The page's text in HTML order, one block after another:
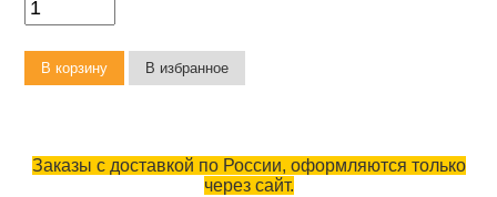
Заказы с доставкой по России, оформляются только
через сайт.